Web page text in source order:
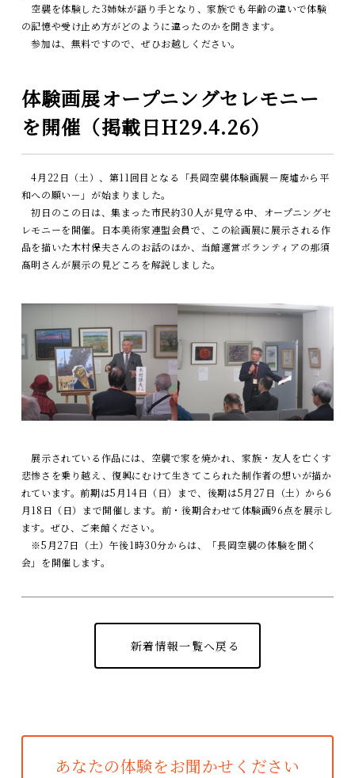
空襲を体験した3姉妹が語り手となり、家族でも年齢の違いで体験
の記憶や受け止め方がどのように違ったのかを聞きます。
参加は、無料ですので、ぜひお越しください。
体験画展オープニングセレモニー
を開催（掲載日H29.4.26）
4月22日（土）、第11回目となる「長岡空襲体験画展－廃墟から平
和への願い－」が始まりました。
初日のこの日は、集まった市民約30人が見守る中、オープニングセ
レモニーを開催。日本美術家連盟会員で、この絵画展に展示される作
品を描いた木村保夫さんのお話のほか、当館運営ボランティアの那須
髙明さんが展示の見どころを解説しました。
展示されている作品には、空襲で家を焼かれ、家族・友人を亡くす
悲惨さを乗り越え、復興にむけて生きてこられた制作者の想いが描か
れています。前期は5月14日（日）まで、後期は5月27日（土）から6
月18日（日）まで開催します。前・後期合わせて体験画96点を展示し
ます。ぜひ、ご来館ください。
※5月27日（土）午後1時30分からは、「長岡空襲の体験を聞く
会」を開催します。
新着情報一覧へ戻る
あなたの体験をお聞かせください